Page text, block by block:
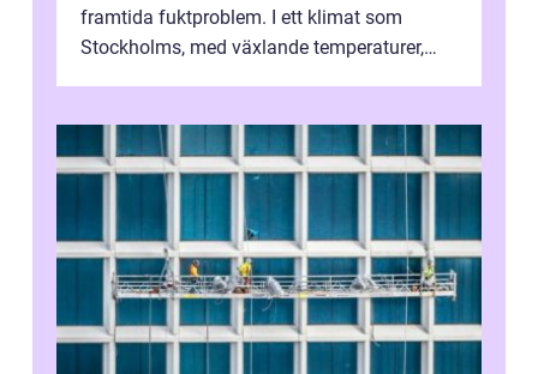
framtida fuktproblem. I ett klimat som
Stockholms, med växlande temperaturer,